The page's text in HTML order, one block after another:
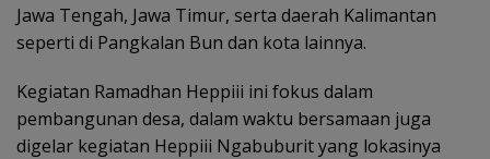
Jawa Tengah, Jawa Timur, serta daerah Kalimantan
seperti di Pangkalan Bun dan kota lainnya.
Kegiatan Ramadhan Heppiii ini fokus dalam
pembangunan desa, dalam waktu bersamaan juga
digelar kegiatan Heppiii Ngabuburit yang lokasinya